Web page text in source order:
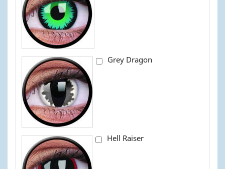
Grey Dragon
Hell Raiser